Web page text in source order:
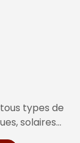
types de
solaires…